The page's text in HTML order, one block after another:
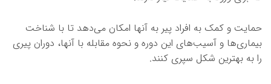
حمایت و کمک به افراد پیر به آنها امکان می‌دهد تا با شناخت
بیماری‌ها و آسیب‌های این دوره و نحوه مقابله با آنها، دوران پیری
را به بهترین شکل سپری کنند.